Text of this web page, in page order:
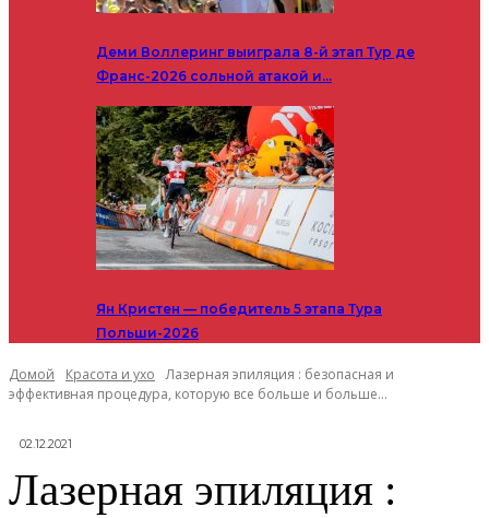
Деми Воллеринг выиграла 8-й этап Тур де
Франс-2026 сольной атакой и…
Ян Кристен — победитель 5 этапа Тура
Польши-2026
Домой Красота и ухо
Лазерная эпиляция : безопасная и
эффективная процедура, которую все больше и больше...
02.12.2021
Лазерная эпиляция :